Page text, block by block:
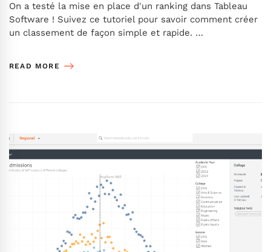
On a testé la mise en place d'un ranking dans Tableau
Software ! Suivez ce tutoriel pour savoir comment créer
un classement de façon simple et rapide. …
READ MORE